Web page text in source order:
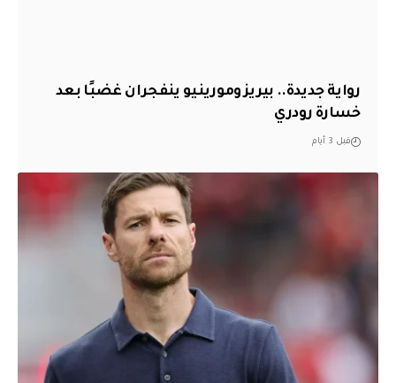
رواية جديدة.. بيريز ومورينيو ينفجران غضبًا بعد
خسارة رودري
قبل 3 أيام